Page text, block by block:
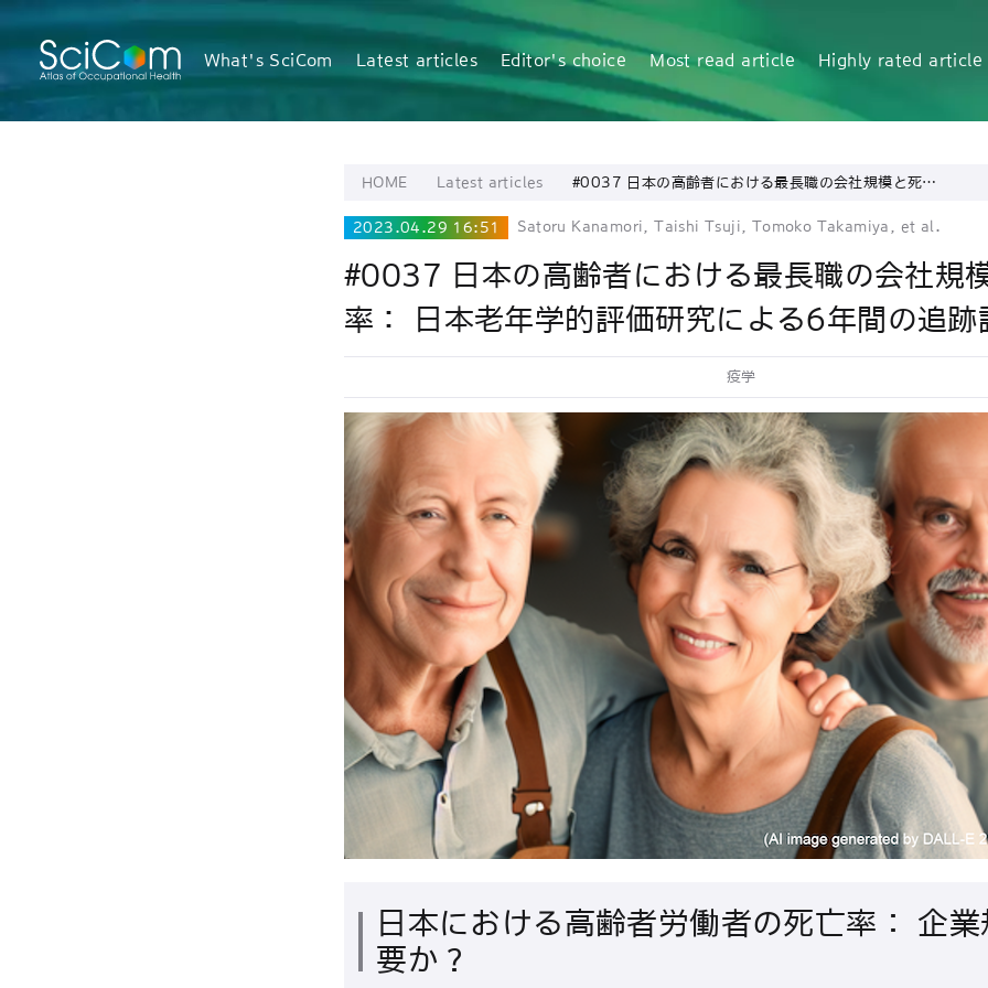
What's SciCom Latest articles Editor's choice Most read article Highly rated article
HOME Latest articles
#0037 日本の高齢者における最長職の会社規模と死亡
2023.04.29 16:51
Satoru Kanamori, Taishi Tsuji, Tomoko Takamiya, et al.
#0037 日本の高齢者における最長職の会社規
率： 日本老年学的評価研究による6年間の追跡
疫学
日本における高齢者労働者の死亡率： 企
要か？